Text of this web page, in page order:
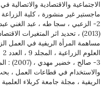
الاجتماعية والاقتصادية
ماجستير غير منشورة ، كلية
2- الزعبي ، سجا طه ، عبد الغني
(2013) ، تحديد اثر المتغيرات
مساهمة المرأة الريفية في العمل
العلوم الزراعية ، المجلد 9 ، العدد 2
3- صالح
والاستخدام في قطاعات العمل ، بحث
الريفية ، مجلة جامعة كربلاء العلمية ، المجلد